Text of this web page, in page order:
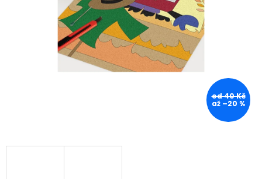
od 40 Kč
až –20 %